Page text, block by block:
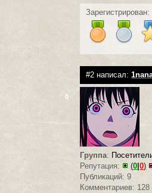
#2 написал:
0
Группа:
Репутация:
(0 |0)
Публикаций: 9
Комментариев: 128